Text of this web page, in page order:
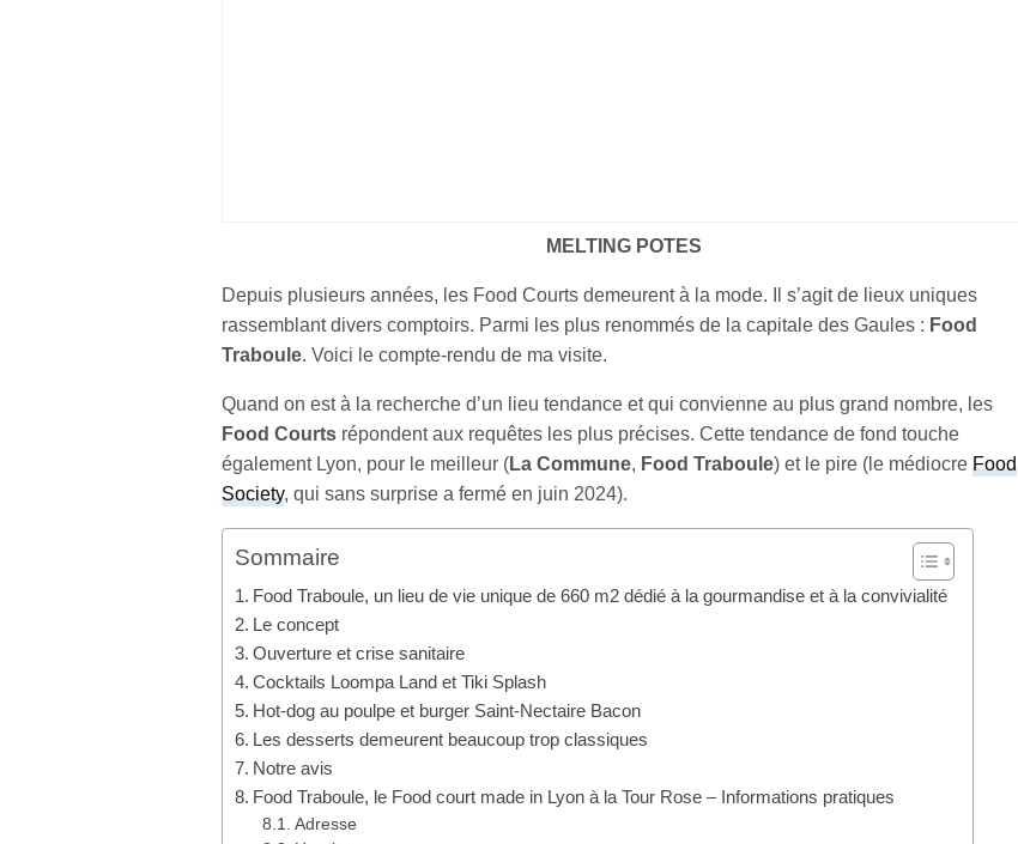
MELTING POTES
Depuis plusieurs années, les Food Courts demeurent à la mode. Il s’agit de lieux uniques
rassemblant divers comptoirs. Parmi les plus renommés de la capitale des Gaules : Food
Traboule. Voici le compte-rendu de ma visite.
Quand on est à la recherche d’un lieu tendance et qui convienne au plus grand nombre, les
Food Courts répondent aux requêtes les plus précises. Cette tendance de fond touche
également Lyon, pour le meilleur (La Commune, Food Traboule) et le pire (le médiocreFood
Society, qui sans surprise a fermé en juin 2024).
Sommaire
Food Traboule, un lieu de vie unique de 660 m2 dédié à la gourmandise et à la convivialité
Le concept
Ouverture et crise sanitaire
Cocktails Loompa Land et Tiki Splash
Hot-dog au poulpe et burger Saint-Nectaire Bacon
Les desserts demeurent beaucoup trop classiques
Notre avis
Food Traboule, le Food court made in Lyon à la Tour Rose – Informations pratiques
Adresse